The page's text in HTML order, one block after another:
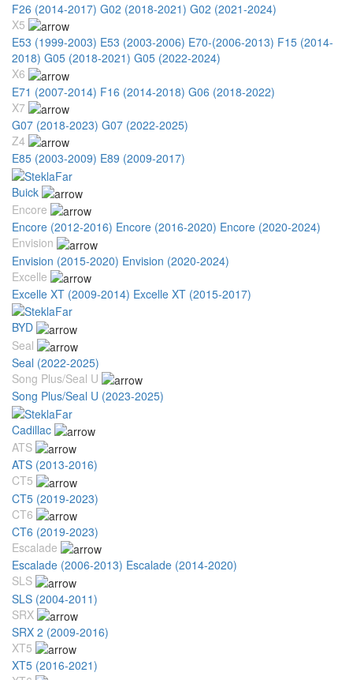
F26 (2014-2017) G02 (2018-2021) G02 (2021-2024)
X5
E53 (1999-2003) E53 (2003-2006) E70-(2006-2013) F15 (2014-
2018) G05 (2018-2021) G05 (2022-2024)
X6
E71 (2007-2014) F16 (2014-2018) G06 (2018-2022)
X7
G07 (2018-2023) G07 (2022-2025)
Z4
E85 (2003-2009) E89 (2009-2017)
Buick
Encore
Encore (2012-2016) Encore (2016-2020) Encore (2020-2024)
Envision
Envision (2015-2020) Envision (2020-2024)
Excelle
Excelle XT (2009-2014) Excelle XT (2015-2017)
BYD
Seal
Seal (2022-2025)
Song Plus/Seal U
Song Plus/Seal U (2023-2025)
Cadillac
ATS
ATS (2013-2016)
CT5
CT5 (2019-2023)
CT6
CT6 (2019-2023)
Escalade
Escalade (2006-2013) Escalade (2014-2020)
SLS
SLS (2004-2011)
SRX
SRX 2 (2009-2016)
XT5
XT5 (2016-2021)